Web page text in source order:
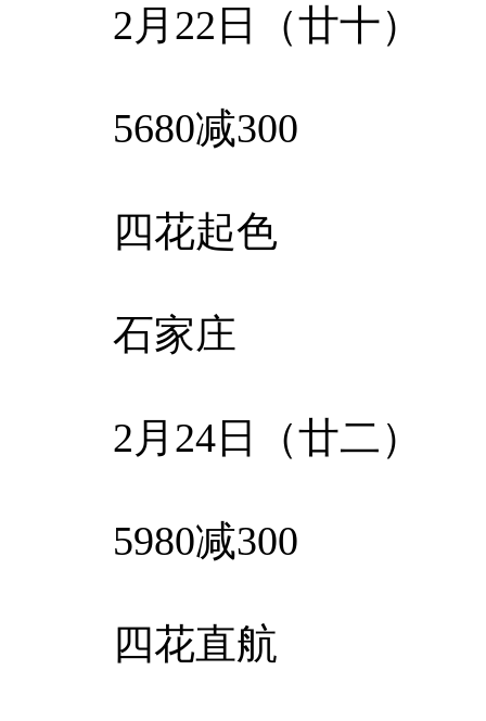
2月22日（廿十）
5680减300
四花起色
石家庄
2月24日（廿二）
5980减300
四花直航